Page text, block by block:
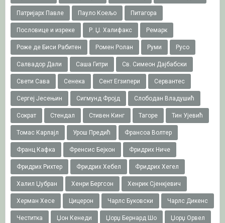
Патријарх Павле Пауло Коељо Питагора
Пословице и изреке Р. Џ. Халифакс Ремарк
Роже де Биси Рабитен Ромен Ролан Руми Русо
Салвадор Дали Саша Гитри Св. Симеон Дајбабски
Свети Сава Сенека Сент Егзипери Сервантес
Сергеј Јесењин Сигмунд Фројд Слободан Владушић
Сократ Стендал Стивен Кинг Тагоре Тин Ујевић
Томас Карлајл Урош Предић Франсоа Волтер
Франц Кафка Френсис Бејкон Фридрих Ниче
Фридрих Рихтер Фридрих Хебел Фридрих Хегел
Халил Џубран Хенри Бергсон Хенрик Сјенкјевич
Херман Хесе Цицерон Чарлс Буковски Чарлс Дикенс
Честитка Џон Кенеди Џорџ Бернард Шо Џорџ Орвел